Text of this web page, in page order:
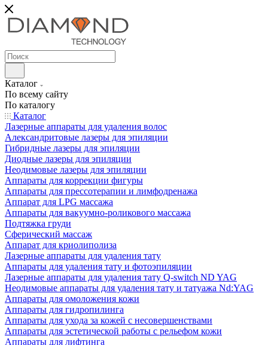
Каталог
По всему сайту
По каталогу
Каталог
Лазерные аппараты для удаления волос
Александритовые лазеры для эпиляции
Гибридные лазеры для эпиляции
Диодные лазеры для эпиляции
Неодимовые лазеры для эпиляции
Аппараты для коррекции фигуры
Аппараты для прессотерапии и лимфодренажа
Аппарат для LPG массажа
Аппараты для вакуумно-роликового массажа
Подтяжка груди
Сферический массаж
Аппарат для криолиполиза
Лазерные аппараты для удаления тату
Аппараты для удаления тату и фотоэпиляции
Лазерные аппараты для удаления тату Q-switch ND YAG
Неодимовые аппараты для удаления тату и татуажа Nd:YAG
Аппараты для омоложения кожи
Аппараты для гидропилинга
Аппараты для ухода за кожей с несовершенствами
Аппараты для эстетической работы с рельефом кожи
Аппараты для лифтинга